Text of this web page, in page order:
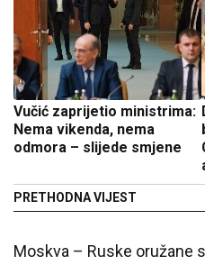
Vučić zaprijetio ministrima:
Nema vikenda, nema
odmora – slijede smjene
PRETHODNA VIJEST
Moskva – Ruske oružane